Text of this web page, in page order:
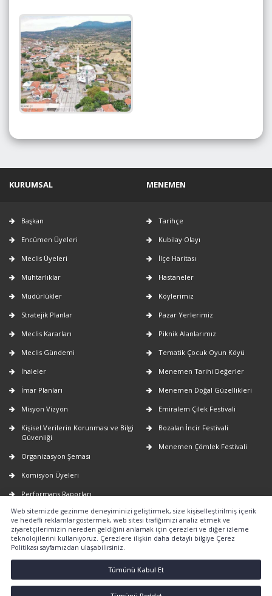
Web sitemizde gezinme deneyiminizi geliştirmek, size kişiselleştirilmiş içerik
ve hedefli reklamlar göstermek, web sitesi trafiğimizi analiz etmek ve
ziyaretçilerimizin nereden geldiğini anlamak için çerezleri ve diğer izleme
teknolojilerini kullanıyoruz. Çerezlere ilişkin daha detaylı bilgiye Çerez
Politikası sayfamızdan ulaşabilirsiniz.
Tümünü Kabul Et
KURUMSAL
Başkan
Encümen Üyeleri
Meclis Üyeleri
Muhtarlıklar
Müdürlükler
Stratejik Planlar
Meclis Kararları
Meclis Gündemi
İhaleler
İmar Planları
Misyon Vizyon
Kişisel Verilerin Korunması ve Bilgi
Güvenliği
Organizasyon Şeması
Komisyon Üyeleri
Performans Raporları
Faaliyet Raporları
E-Belediye
Nöbetçi Eczaneler
2026-2029 yıllarına ait uygulanacak
emlak vergi değerlerinin tespiti
hakkında
MENEMEN
Tarihçe
Kubilay Olayı
İlçe Haritası
Hastaneler
Köylerimiz
Pazar Yerlerimiz
Piknik Alanlarımız
Tematik Çocuk Oyun Köyü
Menemen Tarihi Değerler
Menemen Doğal Güzellikleri
Emiralem Çilek Festivali
Bozalan İncir Festivali
Menemen Çömlek Festivali